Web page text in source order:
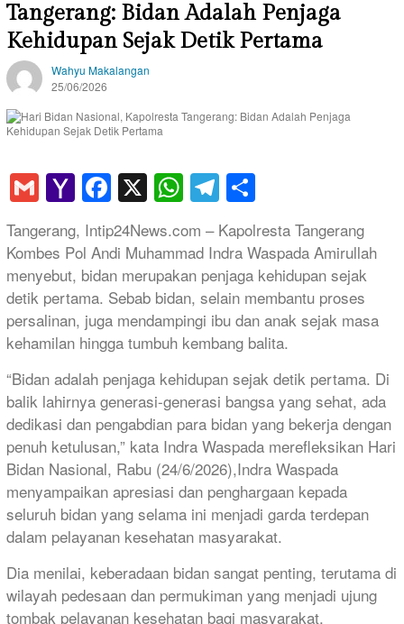
Tangerang: Bidan Adalah Penjaga
Kehidupan Sejak Detik Pertama
Wahyu Makalangan
25/06/2026
GmailYahoo
Mail
Facebook
X WhatsApp
Telegram
Tangerang, Intip24News.com – Kapolresta Tangerang
Kombes Pol Andi Muhammad Indra Waspada Amirullah
menyebut, bidan merupakan penjaga kehidupan sejak
detik pertama. Sebab bidan, selain membantu proses
persalinan, juga mendampingi ibu dan anak sejak masa
kehamilan hingga tumbuh kembang balita.
“Bidan adalah penjaga kehidupan sejak detik pertama. Di
balik lahirnya generasi-generasi bangsa yang sehat, ada
dedikasi dan pengabdian para bidan yang bekerja dengan
penuh ketulusan,” kata Indra Waspada merefleksikan Hari
Bidan Nasional, Rabu (24/6/2026),Indra Waspada
menyampaikan apresiasi dan penghargaan kepada
seluruh bidan yang selama ini menjadi garda terdepan
dalam pelayanan kesehatan masyarakat.
Dia menilai, keberadaan bidan sangat penting, terutama di
wilayah pedesaan dan permukiman yang menjadi ujung
tombak pelayanan kesehatan bagi masyarakat.